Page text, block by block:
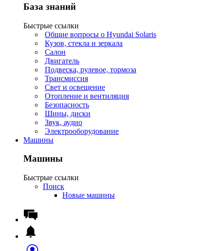
База знаний
Быстрые ссылки
Общие вопросы о Hyundai Solaris
Кузов, стекла и зеркала
Салон
Двигатель
Подвеска, рулевое, тормоза
Трансмиссия
Свет и освещение
Отопление и вентиляция
Безопасность
Шины, диски
Звук, аудио
Электрооборудование
Машины
Машины
Быстрые ссылки
Поиск
Новые машины